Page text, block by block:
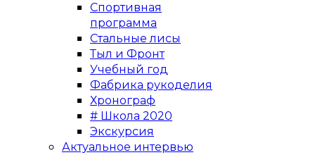
Спортивная
программа
Стальные лисы
Тыл и Фронт
Учебный год
Фабрика рукоделия
Хронограф
# Школа 2020
Экскурсия
Актуальное интервью